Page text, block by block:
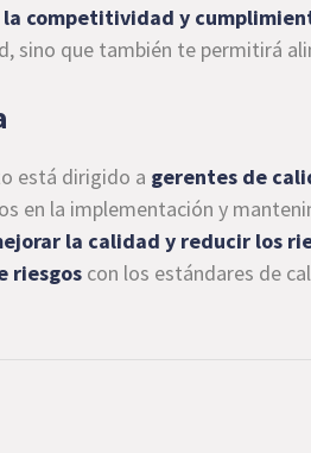
la competitividad y
sino que también te permitirá
está dirigido a gerentes de
en la implementación y
la calidad y reducir los
riesgos con los estándares de